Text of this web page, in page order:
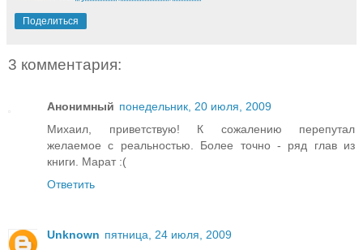
Поделиться
3 комментария:
Анонимный понедельник, 20 июля, 2009
Михаил, приветствую! К сожалению перепутал
желаемое с реальностью. Более точно - ряд глав из
книги. Марат :(
Ответить
Unknown пятница, 24 июля, 2009